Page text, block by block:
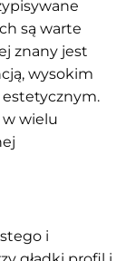
są warte
znany jest
wysokim
estetycznym.
wielu
i